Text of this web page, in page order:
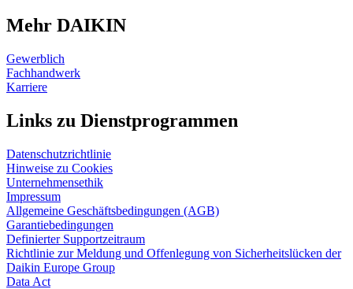
Mehr DAIKIN
Gewerblich
Fachhandwerk
Karriere
Links zu Dienstprogrammen
Datenschutzrichtlinie
Hinweise zu Cookies
Unternehmensethik
Impressum
Allgemeine Geschäftsbedingungen (AGB)
Garantiebedingungen
Definierter Supportzeitraum
Richtlinie zur Meldung und Offenlegung von Sicherheitslücken der
Daikin Europe Group
Data Act